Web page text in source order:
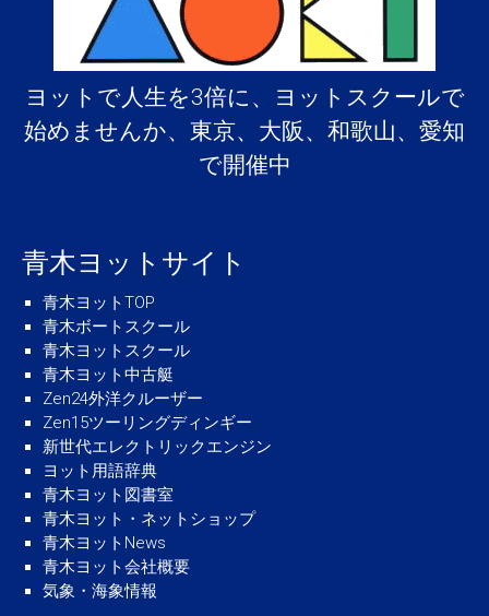
ヨットで人生を3倍に、ヨットスクールで
始めませんか、東京、大阪、和歌山、愛知
で開催中
青木ヨットサイト
青木ヨットTOP
青木ボートスクール
青木ヨットスクール
青木ヨット中古艇
Zen24外洋クルーザー
Zen15ツーリングディンギー
新世代エレクトリックエンジン
ヨット用語辞典
青木ヨット図書室
青木ヨット・ネットショップ
青木ヨットNews
青木ヨット会社概要
気象・海象情報